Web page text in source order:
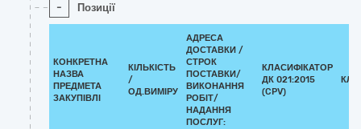
- Позиції
КОНКРЕТНА
НАЗВА
ПРЕДМЕТА
ЗАКУПІВЛІ
КІЛЬКІСТЬ
/
ОД.ВИМІРУ
АДРЕСА
ДОСТАВКИ /
СТРОК
ПОСТАВКИ/
ВИКОНАННЯ
РОБІТ/
НАДАННЯ
ПОСЛУГ:
КЛАСИФІКАТОР
ДК 021:2015
(CPV)